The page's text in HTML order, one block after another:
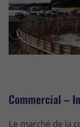
Commercial –
Le marché de la